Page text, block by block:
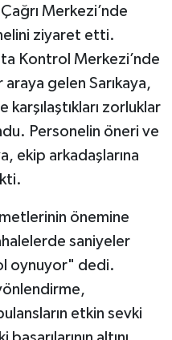
Merkezi’nde
ziyaret etti.
Kontrol Merkezi’nde
gelen Sarıkaya,
zorluklar
Personelin öneri ve
ekip arkadaşlarına
önemine
saniyeler
oynuyor" dedi.
etkin sevki